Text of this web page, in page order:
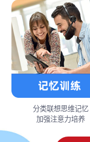
分类联想思维记忆
加强注意力培养